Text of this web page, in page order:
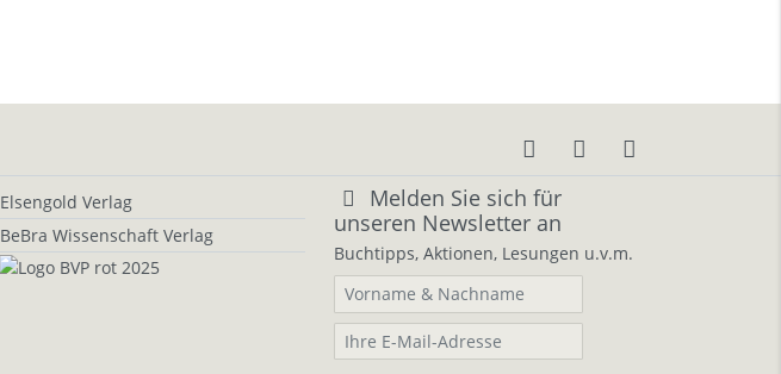
Elsengold Verlag
BeBra Wissenschaft Verlag
Melden Sie sich für
unseren Newsletter an
Buchtipps, Aktionen, Lesungen u.v.m.